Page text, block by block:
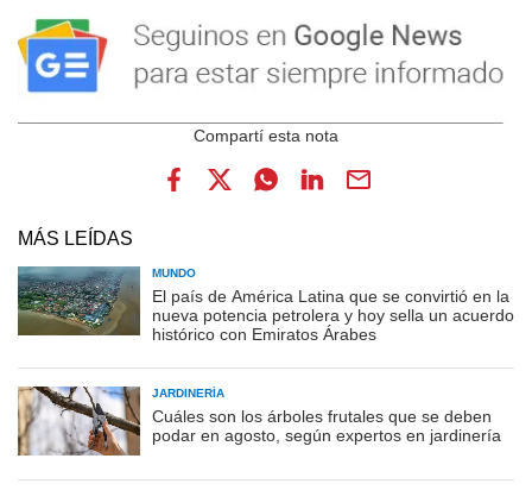
MÁS LEÍDAS
MUNDO
El país de América Latina que se convirtió en la
nueva potencia petrolera y hoy sella un acuerdo
histórico con Emiratos Árabes
JARDINERÍA
Cuáles son los árboles frutales que se deben
podar en agosto, según expertos en jardinería